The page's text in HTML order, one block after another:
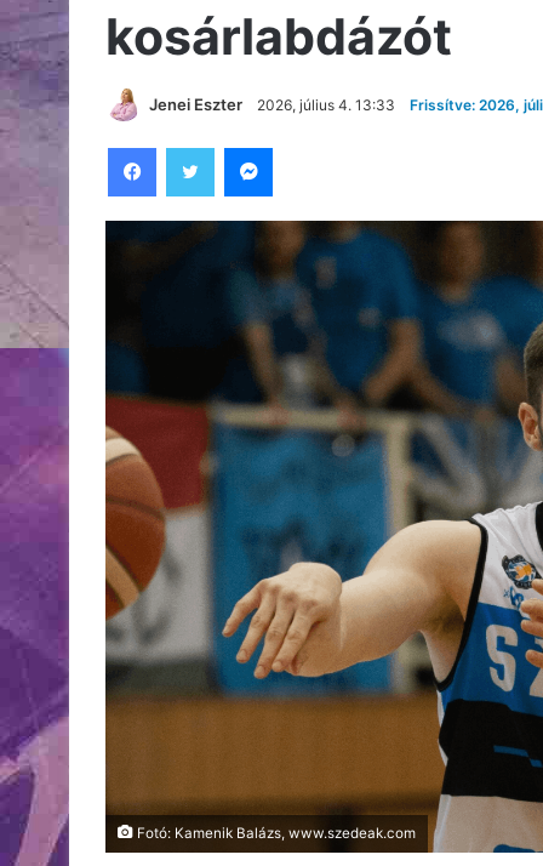
kosárlabdázót
Jenei Eszter 2026, július 4. 13:33 Frissítve: 2026,
Fotó: Kamenik Balázs, www.szedeak.com